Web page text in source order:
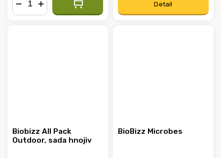
Detail
Biobizz All Pack
Outdoor, sada hnojiv
BioBizz Microbes